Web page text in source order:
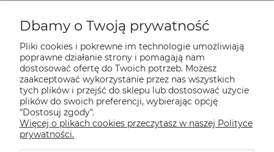
Płatności i dostawa
Informacje
O nas
Nasze sklepy Allegro
Dbamy o Twoją prywatność
Pliki cookies i pokrewne im technologie umożliwiają
poprawne działanie strony i pomagają nam
dostosować ofertę do Twoich potrzeb. Możesz
zaakceptować wykorzystanie przez nas wszystkich
tych plików i przejść do sklepu lub dostosować użycie
plików do swoich preferencji, wybierając opcję
"Dostosuj zgody".
Więcej o plikach cookies przeczytasz w naszej Polityce
prywatności.